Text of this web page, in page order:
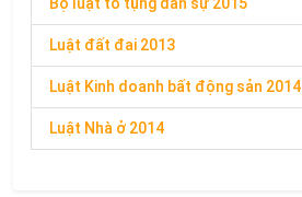
Luật đất đai 2013
Luật Kinh doanh bất động sản 2014
Luật Nhà ở 2014